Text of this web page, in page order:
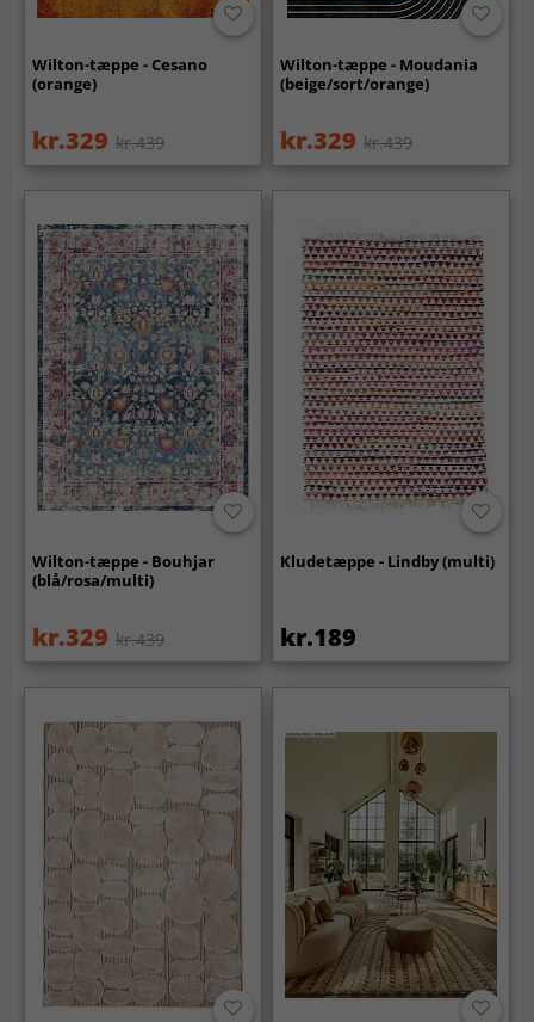
Wilton-tæppe - Cesano
(orange)
kr.329 kr.439
Wilton-tæppe - Moudania
(beige/sort/orange)
kr.329 kr.439
Wilton-tæppe - Bouhjar
(blå/rosa/multi)
kr.329 kr.439
Kludetæppe - Lindby (multi)
kr.189